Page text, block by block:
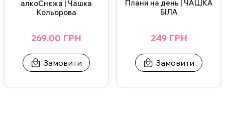
алкоСнєжа | Чашка
Кольорова
269.00 ГРН
Замовити
Плани на день | ЧАШКА
БІЛА
249 ГРН
Замовити